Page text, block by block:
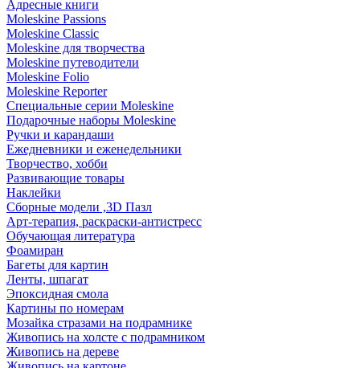
Адресные книги
Moleskine Passions
Moleskine Classic
Moleskine для творчества
Moleskine путеводители
Moleskine Folio
Moleskine Reporter
Специальные серии Moleskine
Подарочные наборы Moleskine
Ручки и карандаши
Ежедневники и еженедельники
Творчество, хобби
Развивающие товары
Наклейки
Сборные модели ,3D Пазл
Арт-терапия, раскраски-антистресс
Обучающая литература
Фоамиран
Багеты для картин
Ленты, шпагат
Эпоксидная смола
Картины по номерам
Мозайка стразами на подрамнике
Живопись на холсте с подрамником
Живопись на дереве